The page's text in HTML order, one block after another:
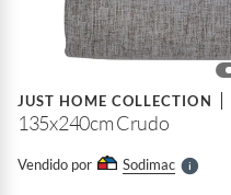
JUST HOME COLLECTION
135x240cm Crudo
Vendido por SodimacS
e
I
n
f
o